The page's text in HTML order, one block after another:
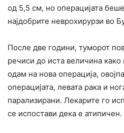
од 5,5 см, но операцијата
најдобрите неврохирурзи во
После две години, туморот
речиси до иста величина
одам на нова операција,
операцијата, левата рака и
парализирани. Лекарите го
се испостави дека е атипичен.